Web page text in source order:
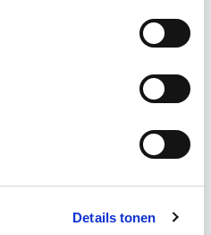
Details tonen
Lees verder